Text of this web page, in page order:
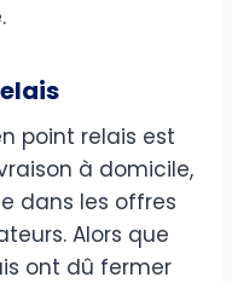
point relais est
à domicile,
dans les offres
Alors que
ont dû fermer